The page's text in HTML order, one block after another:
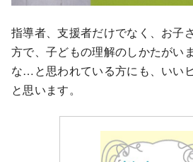
指導者、支援者だけでなく、お子
方で、子どもの理解のしかたがい
な…と思われている方にも、いい
と思います。